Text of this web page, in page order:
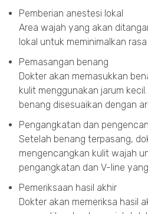
Pemberian anestesi lokal
Area wajah yang akan
lokal untuk meminimalkan
Pemasangan benang
Dokter akan memasukkan
kulit menggunakan jarum
benang disesuaikan dengan
Pengangkatan dan
Setelah benang terpasang,
mengencangkan kulit wajah
pengangkatan dan V-line
Pemeriksaan hasil akhir
Dokter akan memeriksa hasil